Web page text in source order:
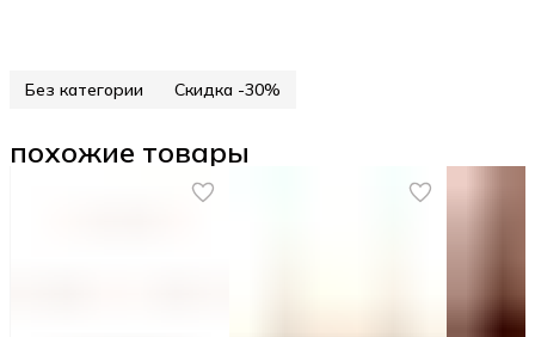
Без категории Скидка -30%
похожие товары